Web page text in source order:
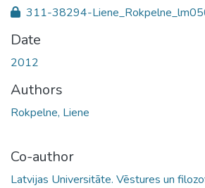
311-38294-
Date
2012
Authors
Rokpelne, Liene
Co-author
Latvijas Universitāte. Vēstures un